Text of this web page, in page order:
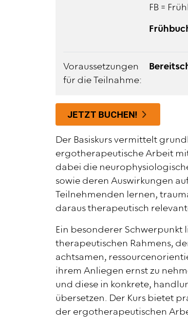
FB =
Voraussetzungen
für die Teilnahme:
JETZT BUCHEN!
Der Basiskurs vermittelt
ergotherapeutische Arbeit
dabei die
sowie deren Auswirkungen
Teilnehmenden lernen,
daraus therapeutisch
Ein besonderer
therapeutischen Rahmens,
achtsamen,
ihrem Anliegen ernst zu
und diese in konkrete,
übersetzen. Der Kurs bietet
der ergotherapeutischen